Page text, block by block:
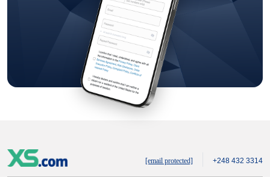
[email protected] +248 432 3314